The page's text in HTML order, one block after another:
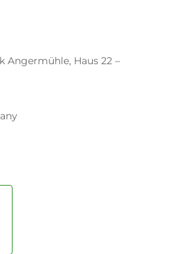
Angermühle, Haus 22 –